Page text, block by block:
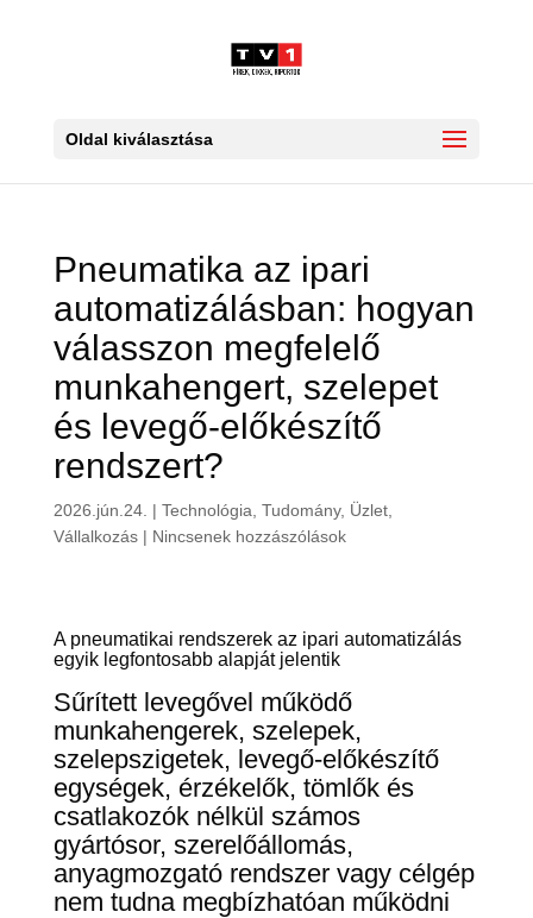
Oldal kiválasztása
Pneumatika az ipari
automatizálásban: hogyan
válasszon megfelelő
munkahengert, szelepet
és levegő-előkészítő
rendszert?
2026.jún.24. | Technológia Tudomány, Üzlet,
Vállalkozás| Nincsenek hozzászólások
A pneumatikai rendszerek az ipari automatizálás
egyik legfontosabb alapját jelentik
Sűrített levegővel működő
munkahengerek, szelepek,
szelepszigetek, levegő-előkészítő
egységek, érzékelők, tömlők és
csatlakozók nélkül számos
gyártósor, szerelőállomás,
anyagmozgató rendszer vagy célgép
nem tudna megbízhatóan működni